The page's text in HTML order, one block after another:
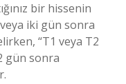
bir hissenin
iki gün sonra
“T1 veya T2
gün sonra